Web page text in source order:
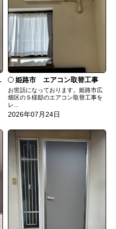
姫路市 エアコン取替工事
お世話になっております。姫路市広
畑区のＳ様邸のエアコン取替工事を
レ...
2026年07月24日